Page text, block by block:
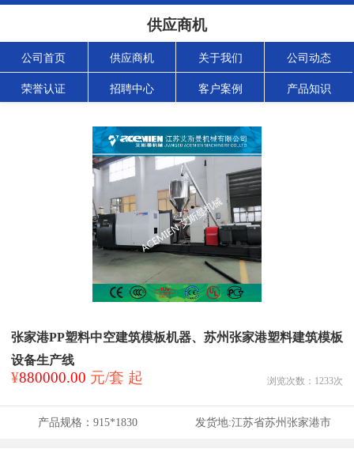
供应商机
公司首页 供应商机 关于我们 公司动态
荣誉认证 招聘中心 客户案例 产品知识
张家港PP塑料中空建筑模板机器、苏州张家港塑料建筑模板
设备生产线
¥880000.00 元/套 起 浏览次数： 1233次
产品规格： 915*1830 发货地:江苏省苏州张家港市